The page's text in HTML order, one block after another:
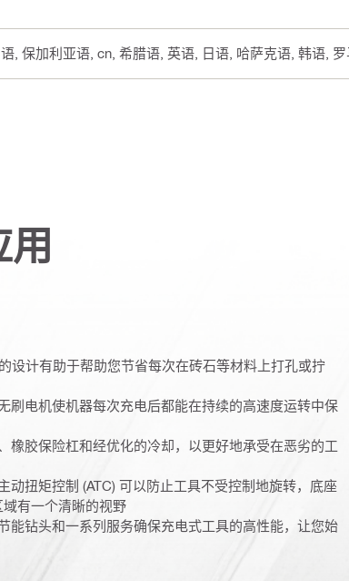
语, 保加利亚语, cn, 希腊语, 英语, 日语, 哈萨克语, 韩语,
设计有助于帮助您节省每次在砖石等材料上打孔或拧
刷电机使机器每次充电后都能在持续的高速度运转中保
橡胶保险杠和经优化的冷却，以更好地承受在恶劣的工
动扭矩控制 (ATC) 可以防止工具不受控制地旋转，底座
域有一个清晰的视野
能钻头和一系列服务确保充电式工具的高性能，让您始